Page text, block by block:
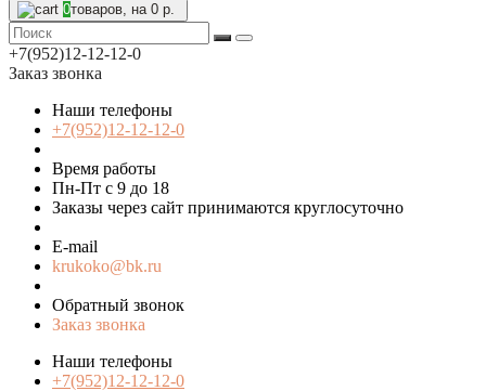
0товаров, на 0 р.
+7(952)12-12-12-0
Заказ звонка
Наши телефоны
+7(952)12-12-12-0
Время работы
Пн-Пт с 9 до 18
Заказы через сайт принимаются круглосуточно
E-mail
krukoko@bk.ru
Обратный звонок
Заказ звонка
Наши телефоны
+7(952)12-12-12-0